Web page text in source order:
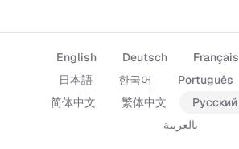
English Deutsch Français
日本語
한국어 Português
简体中文
繁体中文 Русский
بالعربية